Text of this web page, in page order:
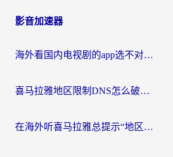
影音加速器
海外看国内电视剧的app选不对？这份回国加速器避坑指南帮你流畅追剧
喜马拉雅地区限制DNS怎么破？海外党听国内音乐听书的终极解决方案
在海外听喜马拉雅总提示“地区限制”？3步轻松解除+听国内音乐全攻略